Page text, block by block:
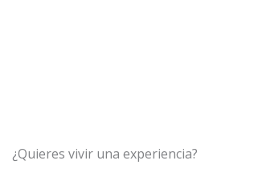
¿Quieres vivir una experiencia?